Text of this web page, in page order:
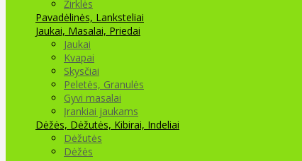
Žirklės
Pavadėlinės, Lanksteliai
Jaukai, Masalai, Priedai
Jaukai
Kvapai
Skysčiai
Peletės, Granulės
Gyvi masalai
Įrankiai jaukams
Dėžės, Dėžutės, Kibirai, Indeliai
Dėžutės
Dėžės